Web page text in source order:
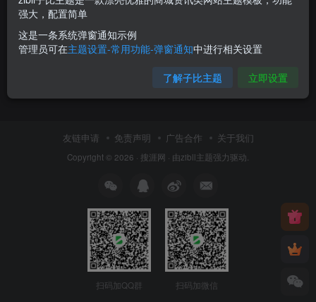
友链申请 免责声明 广告合作 关于我们
Copyright © 2026 · 搜涯网 · 由zibll主题强力驱动.
扫码加QQ群 扫码加微信
强大，配置简单
这是一条系统弹窗通知示例
管理员可在主题设置-常用功能-弹窗通知中进行相关设置
了解子比主题 立即设置